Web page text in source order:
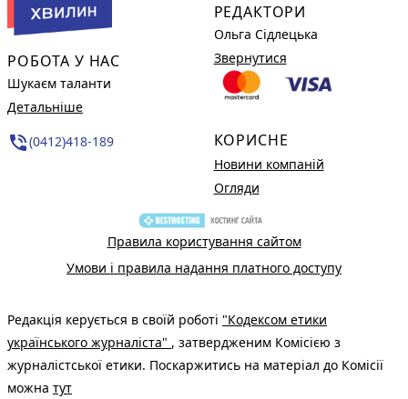
РОБОТА У НАС
Шукаєм таланти
Детальніше
phone_in_talk(0412)418-189
РЕДАКТОРИ
Ольга Сідлецька
Звернутися
КОРИСНЕ
Новини компаній
Огляди
Правила користування сайтом
Умови і правила надання платного доступу
Редакція керується в своїй роботі "Кодексом етики
українського журналіста" , затвердженим Комісією з
журналістської етики. Поскаржитись на матеріал до Комісії
можна тут